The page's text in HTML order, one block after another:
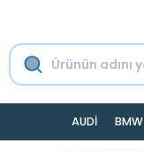
AUDİ BMW